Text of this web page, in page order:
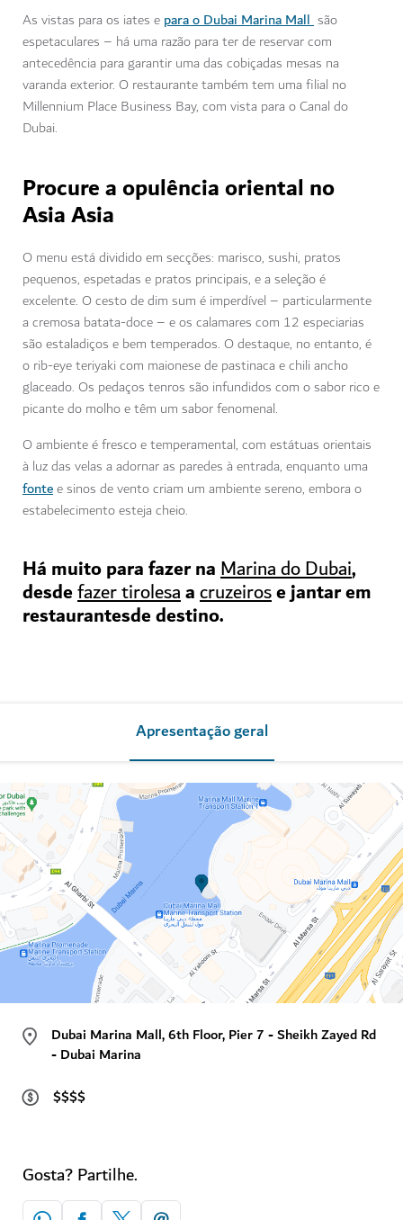
As vistas para os iates e para o Dubai Marina Mallsão
espetaculares – há uma razão para ter de reservar com
antecedência para garantir uma das cobiçadas mesas na
varanda exterior. O restaurante também tem uma filial no
Millennium Place Business Bay, com vista para o Canal do
Dubai.
Procure a opulência oriental no
Asia Asia
O menu está dividido em secções: marisco, sushi, pratos
pequenos, espetadas e pratos principais, e a seleção é
excelente. O cesto de dim sum é imperdível – particularmente
a cremosa batata-doce – e os calamares com 12 especiarias
são estaladiços e bem temperados. O destaque, no entanto, é
o rib-eye teriyaki com maionese de pastinaca e chili ancho
glaceado. Os pedaços tenros são infundidos com o sabor rico e
picante do molho e têm um sabor fenomenal.
O ambiente é fresco e temperamental, com estátuas orientais
à luz das velas a adornar as paredes à entrada, enquanto uma
fontee sinos de vento criam um ambiente sereno, embora o
estabelecimento esteja cheio.
Há muito para fazer naMarina do Dubai,
desdefazer tirolesaacruzeirose jantar em
restaurantesde destino.
Apresentação geral
Dubai Marina Mall, 6th Floor, Pier 7 - Sheikh Zayed Rd
- Dubai Marina
$$$$
Gosta? Partilhe.